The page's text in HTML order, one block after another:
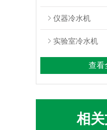
仪器冷水机
实验室冷水机
查看
相